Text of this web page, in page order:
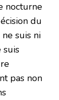
nocturne
du
suis ni
suis
pas non